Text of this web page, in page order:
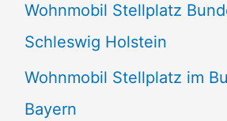
c
h
:
Wohnmobil Stellplatz
Schleswig Holstein
Wohnmobil Stellplatz im
Bayern